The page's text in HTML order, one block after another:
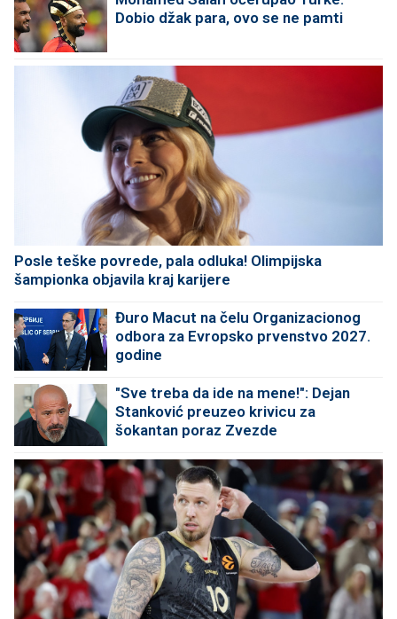
Dobio džak para, ovo se ne pamti
Posle teške povrede, pala odluka! Olimpijska
šampionka objavila kraj karijere
Đuro Macut na čelu Organizacionog
odbora za Evropsko prvenstvo 2027.
godine
"Sve treba da ide na mene!": Dejan
Stanković preuzeo krivicu za
šokantan poraz Zvezde